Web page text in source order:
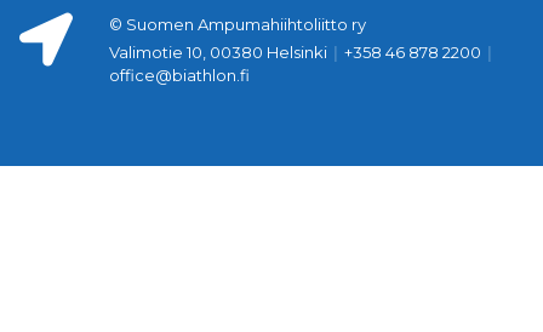
© Suomen Ampumahiihtoliitto ry
Valimotie 10, 00380 Helsinki | +358 46 878 2200 |
office@biathlon.fi